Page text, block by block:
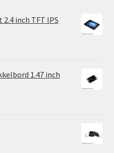
inch TFT IPS
1.47 inch